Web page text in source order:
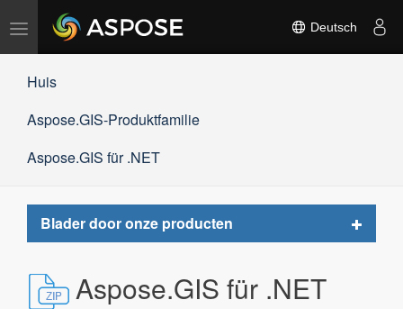
Navigation
umschalten
Deutsch
Huis
Aspose.GIS-Produktfamilie
Aspose.GIS für .NET
Blader door onze producten
Toggle
Aspose.GIS für .NET